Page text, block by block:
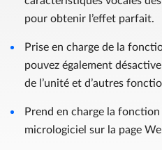
pour obtenir l’effet parfait.
Prise en charge de la
pouvez également
de l’unité et d’autres
Prend en charge la
micrologiciel sur la page